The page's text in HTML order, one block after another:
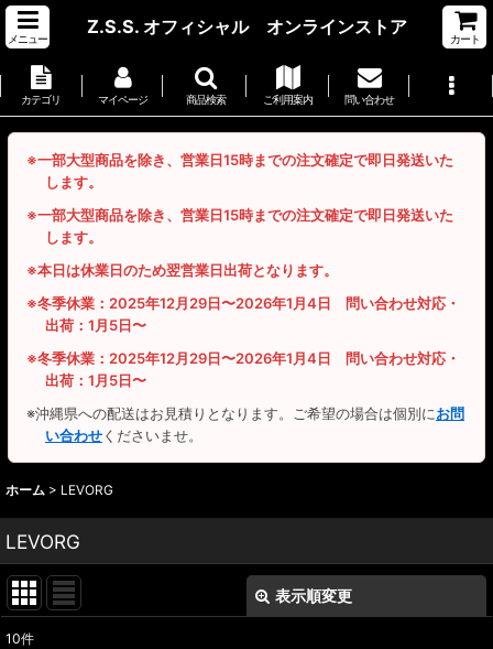
メニュー
Z.S.S. オフィシャル オンラインストア
カート
カテゴリ マイページ 商品検索 ご利用案内 問い合わせ
※一部大型商品を除き、営業日15時までの注文確定で即日発送いた
します。
※一部大型商品を除き、営業日15時までの注文確定で即日発送いた
します。
※本日は休業日のため翌営業日出荷となります。
※冬季休業：2025年12月29日〜2026年1月4日 問い合わせ対応・
出荷：1月5日〜
※冬季休業：2025年12月29日〜2026年1月4日 問い合わせ対応・
出荷：1月5日〜
※沖縄県への配送はお見積りとなります。ご希望の場合は個別にお問
い合わせくださいませ。
ホーム > LEVORG
LEVORG
表示順変更
10件